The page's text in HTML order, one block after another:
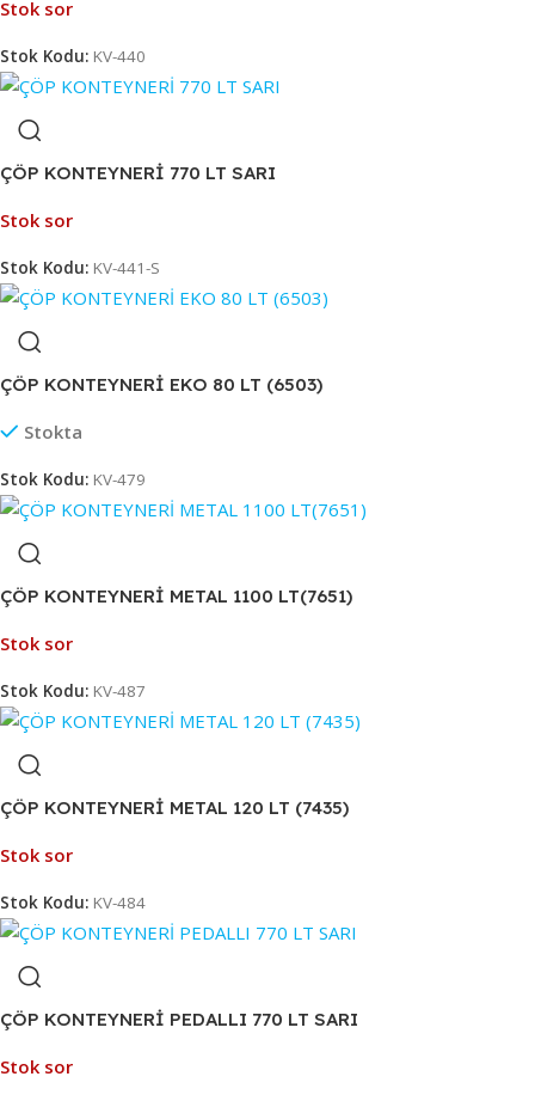
Stok sor
Stok Kodu: KV-440
ÇÖP KONTEYNERİ 770 LT SARI
Stok sor
Stok Kodu: KV-441-S
ÇÖP KONTEYNERİ EKO 80 LT (6503)
Stokta
Stok Kodu: KV-479
ÇÖP KONTEYNERİ METAL 1100 LT(7651)
Stok sor
Stok Kodu: KV-487
ÇÖP KONTEYNERİ METAL 120 LT (7435)
Stok sor
Stok Kodu: KV-484
ÇÖP KONTEYNERİ PEDALLI 770 LT SARI
Stok sor